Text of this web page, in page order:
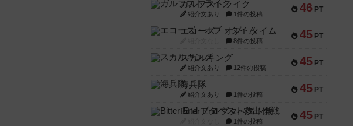
46 PT
ガルフストライク
紹介文あり 1件の投稿
45 PT
エコーズ・オブ・タイム
8件の投稿
45 PT
スカルキング
紹介文あり 12件の投稿
45 PT
海兵隊
紹介文あり 1件の投稿
45 PT
Bitter End ブタペスト救出作戦
1件の投稿